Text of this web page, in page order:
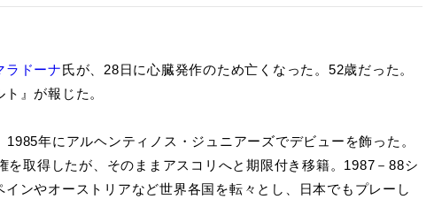
ラドーナ氏が、28日に心臓発作のため亡くなった。52歳だった。
』が報じた。
年にアルヘンティノス・ジュニアーズでデビューを飾った。
取得したが、そのままアスコリへと期限付き移籍。1987－88シ
ンやオーストリアなど世界各国を転々とし、日本でもプレーし